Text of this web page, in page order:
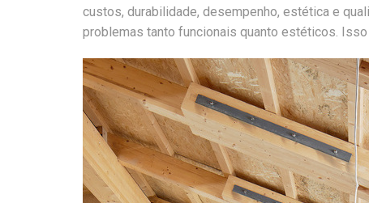
custos, durabilidade, desempenho, estética e
problemas tanto funcionais quanto estéticos.